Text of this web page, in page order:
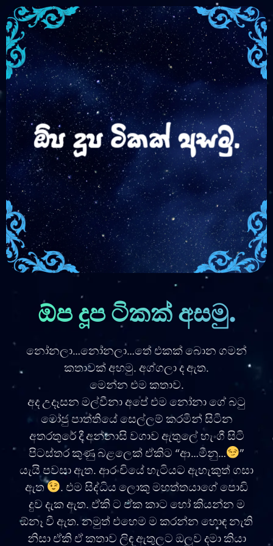
ඕප දූප ටිකක් අසමු.
නෝනලා…නෝනලා…තේ එකක් බොන ගමන්
කතාවක් අහමු. අග්ගලා ද ඇත.
මෙන්න එම කතාව.
අද උදෑසන මල්වීනා අපේ එම නෝනා ගේ බටු
මෝජු පාත්තියේ සෙල්ලම් කරමින් සිටින
අතරතුරේ දී අන්නාසි වගාව ඇතුලේ හැංගී සිටි
පිටස්තර කුණු බළලෙක් ඒකිට “ආ…මීනු…
”
යැයි පවසා ඇත. ආරංචියේ හැටියට ඇහැකුත් ගසා
ඇත
. එම සිද්ධිය ලොකු මහත්තයාගේ පොඩි
දුව දැක ඇත. ඒකි ට ඒක කාට හෝ කියන්න ම
ඕනෑ වී ඇත. නමුත් එහෙම ම කරන්න හොඳ නැති
නිසා ඒකි ඒ කතාව ලිඳ ඇතුලට ඔලුව දමා කියා